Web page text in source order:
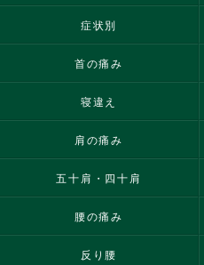
症状別
首の痛み
寝違え
肩の痛み
五十肩・四十肩
腰の痛み
反り腰